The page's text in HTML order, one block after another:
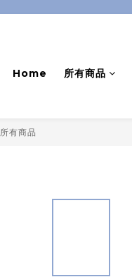
Home 所有商品
所有商品